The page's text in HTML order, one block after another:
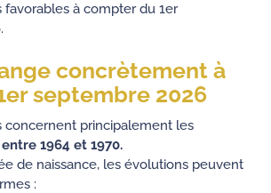
à compter du 1er
concrètement à
septembre 2026
concernent principalement les
entre 1964 et 1970.
de naissance, les évolutions peuvent
: